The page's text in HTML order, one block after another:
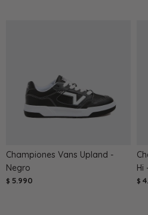
Championes Vans Upland -
Negro
$ 5.990
Hi
$